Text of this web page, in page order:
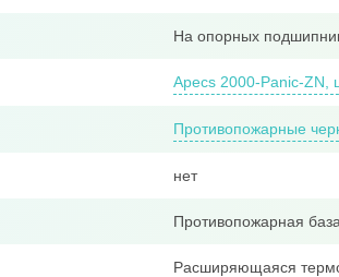
На опорных
Apecs 2000-Panic-ZN,
Противопожарные
нет
Противопожарная
Расширяющаяся